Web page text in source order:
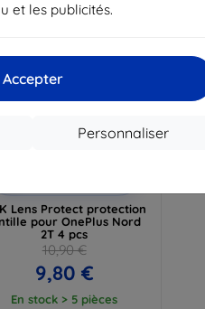
et les publicités.
Accepter
Personnaliser
Lens Protect protection
pour OnePlus Nord
2T 4 pcs
10,90 €
9,80 €
En stock > 5 pièces